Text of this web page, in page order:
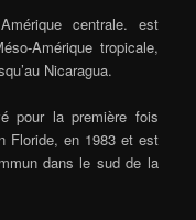
centrale. est
Amérique tropicale,
Nicaragua.
pour la première fois
Floride, en 1983 et est
dans le sud de la